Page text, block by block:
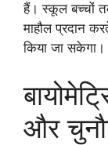
हैं। स्कूल बच्चों
माहौल प्रदान
किया जा सकेगा।
और